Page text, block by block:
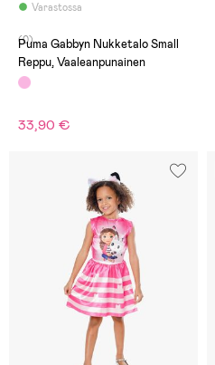
Varastossa
(0)
Puma Gabbyn Nukketalo Small
Reppu, Vaaleanpunainen
33,90 €